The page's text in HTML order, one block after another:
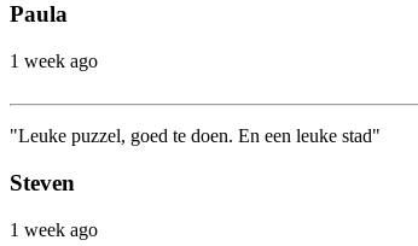
Paula
1 week ago
"Leuke puzzel, goed te doen. En een leuke stad"
Steven
1 week ago